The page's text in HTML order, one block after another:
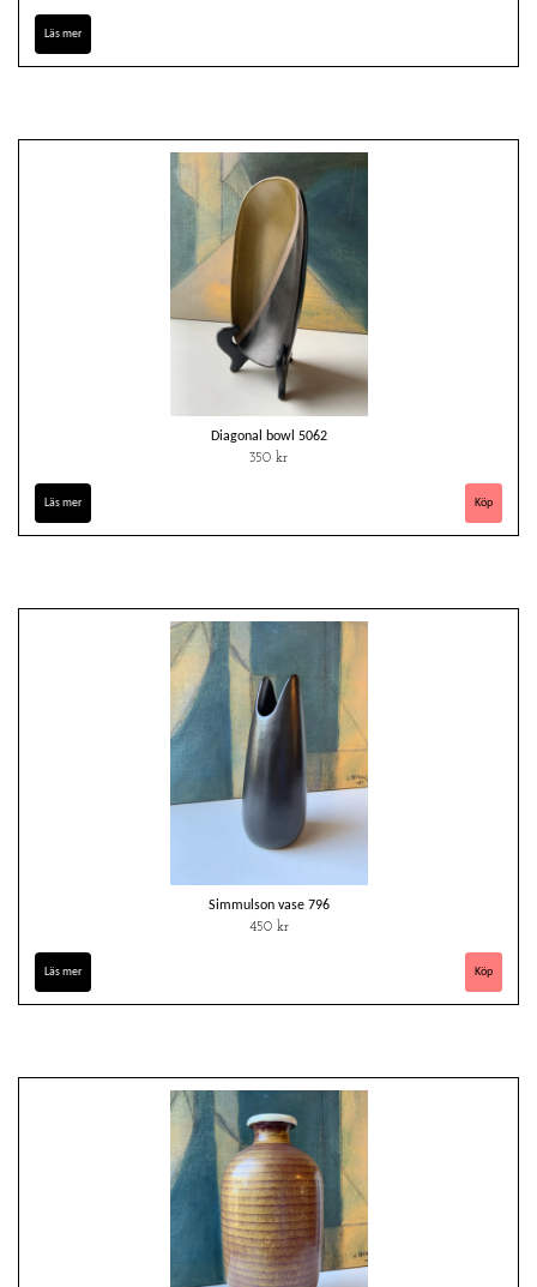
Läs mer
Diagonal bowl 5062
350 kr
Läs mer
Simmulson vase 796
450 kr
Läs mer